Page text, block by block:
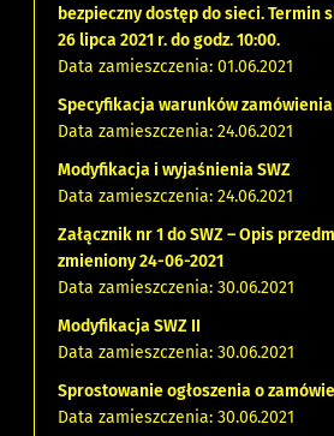
bezpieczny dostęp do sieci. Termin
26 lipca 2021 r. do godz. 10:00.
Data zamieszczenia: 01.06.2021
Specyfikacja warunków zamówienia
Data zamieszczenia: 24.06.2021
Modyfikacja i wyjaśnienia SWZ
Data zamieszczenia: 24.06.2021
Załącznik nr 1 do SWZ – Opis
zmieniony 24-06-2021
Data zamieszczenia: 30.06.2021
Modyfikacja SWZ II
Data zamieszczenia: 30.06.2021
Sprostowanie ogłoszenia o
Data zamieszczenia: 30.06.2021